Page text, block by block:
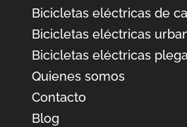
Bicicletas eléctricas de
Bicicletas eléctricas
Bicicletas eléctricas
Quienes somos
Contacto
Blog